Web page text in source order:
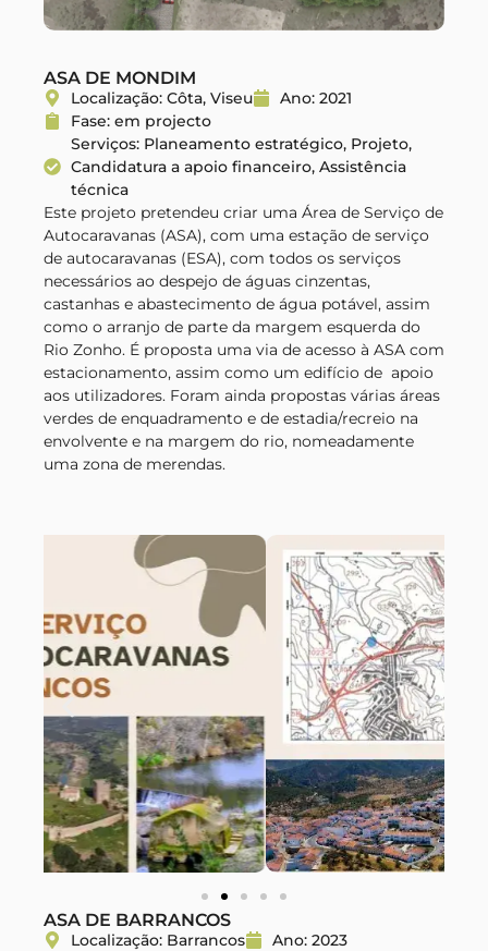
ASA DE MONDIM
Localização: Côta, Viseu
Ano: 2021
Fase: em projecto
Serviços: Planeamento estratégico, Projeto,
Candidatura a apoio financeiro, Assistência
técnica
Este projeto pretendeu criar uma Área de Serviço de
Autocaravanas (ASA), com uma estação de serviço
de autocaravanas (ESA), com todos os serviços
necessários ao despejo de águas cinzentas,
castanhas e abastecimento de água potável, assim
como o arranjo de parte da margem esquerda do
Rio Zonho. É proposta uma via de acesso à ASA com
estacionamento, assim como um edifício de apoio
aos utilizadores. Foram ainda propostas várias áreas
verdes de enquadramento e de estadia/recreio na
envolvente e na margem do rio, nomeadamente
uma zona de merendas.
ASA DE BARRANCOS
Localização: Barrancos
Ano: 2023